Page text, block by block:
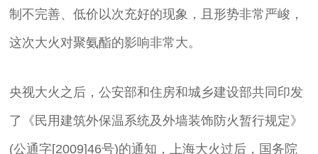
制不完善、低价以次充好的现象，且形势非常严峻，
这次大火对聚氨酯的影响非常大。
央视大火之后，公安部和住房和城乡建设部共同印发
了《民用建筑外保温系统及外墙装饰防火暂行规定》
(公通字[2009]46号)的通知，上海大火过后，国务院